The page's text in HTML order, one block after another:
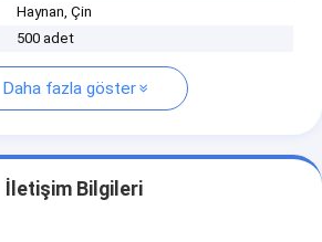
Haynan, Çin
500 adet
Daha fazla göster
İletişim Bilgileri